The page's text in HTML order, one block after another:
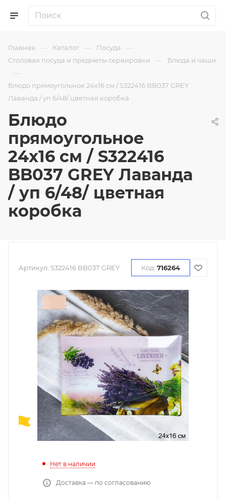
Главная — Каталог — Посуда —
Столовая посуда и предметы сервировки — Блюда и чаши
—
Блюдо прямоугольное 24x16 см / S322416 BB037 GREY
Лаванда / уп 6/48/ цветная коробка
Блюдо
прямоугольное
24x16 см / S322416
BB037 GREY Лаванда
/ уп 6/48/ цветная
коробка
Артикул: S322416 BB037 GREY Код: 716264
Нет в наличии
Доставка — по согласованию